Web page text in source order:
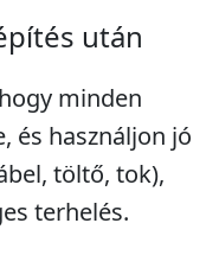
után
minden
és használjon jó
töltő, tok),
terhelés.